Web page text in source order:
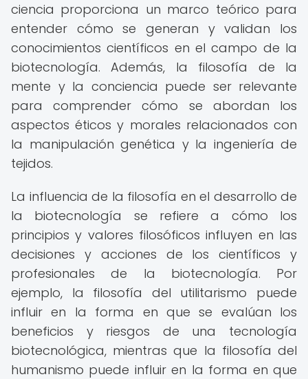
ciencia proporciona un marco teórico para
entender cómo se generan y validan los
conocimientos científicos en el campo de la
biotecnología. Además, la filosofía de la
mente y la conciencia puede ser relevante
para comprender cómo se abordan los
aspectos éticos y morales relacionados con
la manipulación genética y la ingeniería de
tejidos.
La influencia de la filosofía en el desarrollo de
la biotecnología se refiere a cómo los
principios y valores filosóficos influyen en las
decisiones y acciones de los científicos y
profesionales de la biotecnología. Por
ejemplo, la filosofía del utilitarismo puede
influir en la forma en que se evalúan los
beneficios y riesgos de una tecnología
biotecnológica, mientras que la filosofía del
humanismo puede influir en la forma en que